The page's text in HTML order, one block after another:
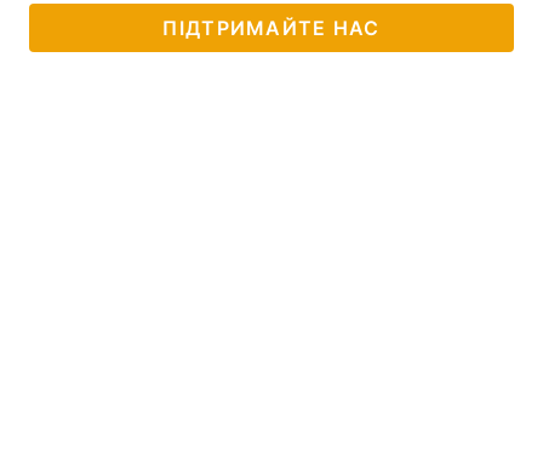
ПІДТРИМАЙТЕ НАС